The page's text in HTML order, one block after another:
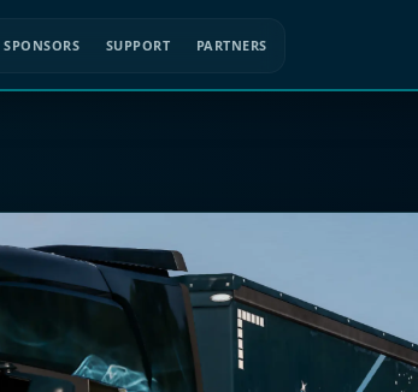
SPONSORS SUPPORT PARTNERS